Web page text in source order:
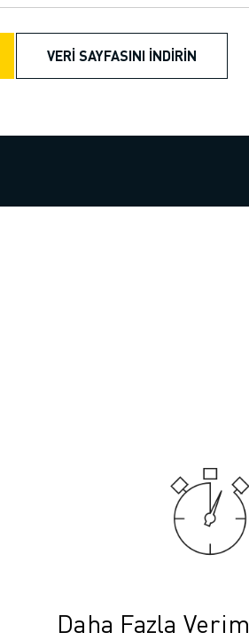
VERI SAYFASINI İNDIRIN
Daha Fazla Verim